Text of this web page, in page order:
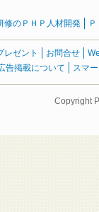
修のＰＨＰ人材開発
レゼント お問合せ
告掲載について スマ
Copyright